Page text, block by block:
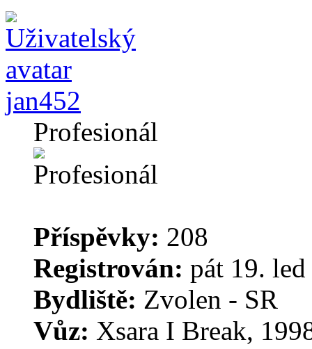
jan452
Profesionál
Příspěvky: 208
Registrován: pát 19.
Bydliště: Zvolen - SR
Vůz: Xsara I Break,